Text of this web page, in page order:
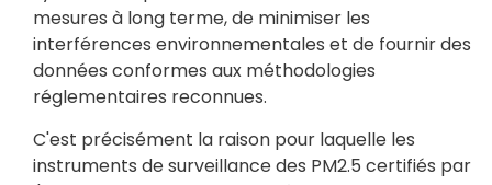
mesures à long terme, de minimiser les
interférences environnementales et de fournir des
données conformes aux méthodologies
réglementaires reconnues.
C'est précisément la raison pour laquelle les
instruments de surveillance des PM2.5 certifiés par